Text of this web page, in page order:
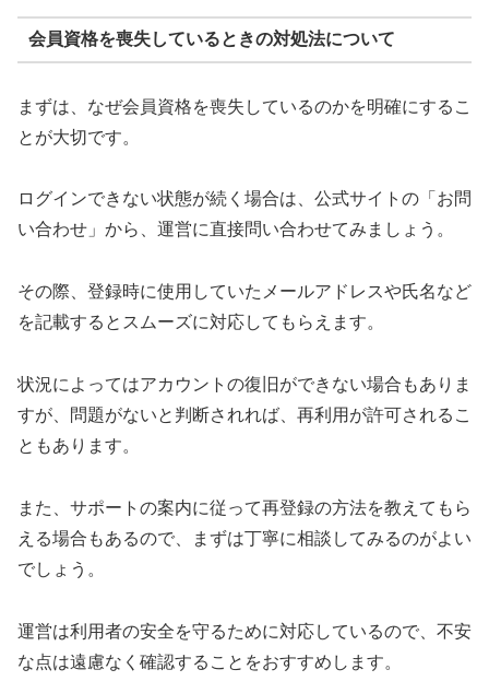
会員資格を喪失しているときの対処法について
まずは、なぜ会員資格を喪失しているのかを明確にするこ
とが大切です。
ログインできない状態が続く場合は、公式サイトの「お問
い合わせ」から、運営に直接問い合わせてみましょう。
その際、登録時に使用していたメールアドレスや氏名など
を記載するとスムーズに対応してもらえます。
状況によってはアカウントの復旧ができない場合もありま
すが、問題がないと判断されれば、再利用が許可されるこ
ともあります。
また、サポートの案内に従って再登録の方法を教えてもら
える場合もあるので、まずは丁寧に相談してみるのがよい
でしょう。
運営は利用者の安全を守るために対応しているので、不安
な点は遠慮なく確認することをおすすめします。